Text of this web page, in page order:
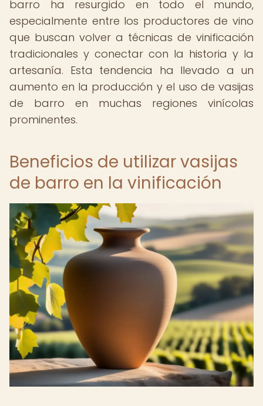
barro ha resurgido en todo el mundo,
especialmente entre los productores de vino
que buscan volver a técnicas de vinificación
tradicionales y conectar con la historia y la
artesanía. Esta tendencia ha llevado a un
aumento en la producción y el uso de vasijas
de barro en muchas regiones vinícolas
prominentes.
Beneficios de utilizar vasijas
de barro en la vinificación